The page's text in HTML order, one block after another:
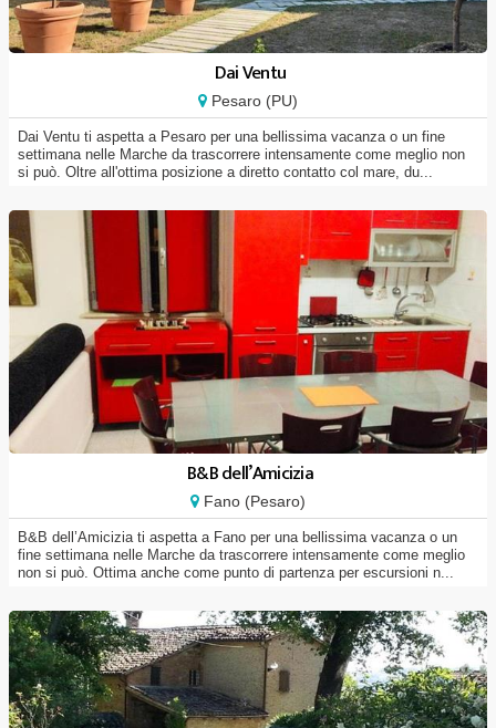
Dai Ventu
Pesaro (PU)
Dai Ventu ti aspetta a Pesaro per una bellissima vacanza o un fine
settimana nelle Marche da trascorrere intensamente come meglio non
si può. Oltre all'ottima posizione a diretto contatto col mare, du...
B&B dell’Amicizia
Fano (Pesaro)
B&B dell’Amicizia ti aspetta a Fano per una bellissima vacanza o un
fine settimana nelle Marche da trascorrere intensamente come meglio
non si può. Ottima anche come punto di partenza per escursioni n...